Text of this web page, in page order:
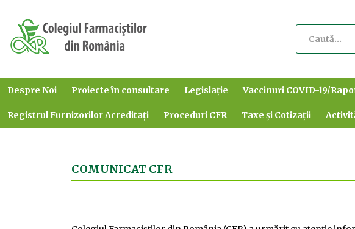
Despre Noi Proiecte în consultare Legislație Vaccinuri COVID-19/
Registrul Furnizorilor Acreditați Proceduri CFR Taxe și Cotizații
COMUNICAT CFR